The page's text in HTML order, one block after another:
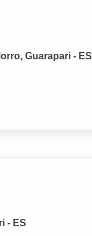
Guarapari - ES
- ES